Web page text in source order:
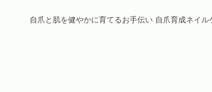
自爪と肌を健やかに育てるお手伝い 自爪育成ネイ